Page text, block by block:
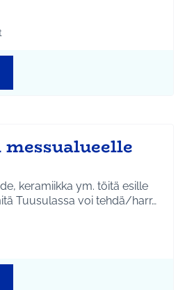
mukaan: Etelä-Tuusulan kylät
keramiikka ym. töitä esille
Tuusulassa voi tehdä/harr…
mukaan: Koko Tuusula